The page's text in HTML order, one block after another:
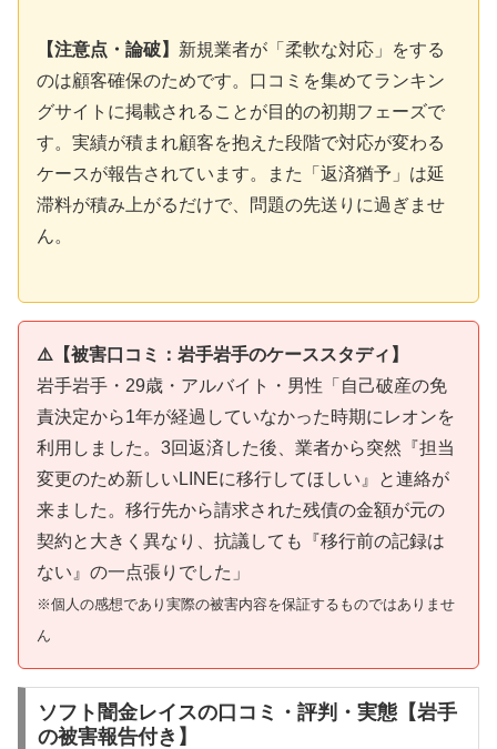
【注意点・論破】 新規業者が「柔軟な対応」をする
のは顧客確保のためです。口コミを集めてランキン
グサイトに掲載されることが目的の初期フェーズで
す。実績が積まれ顧客を抱えた段階で対応が変わる
ケースが報告されています。また「返済猶予」は延
滞料が積み上がるだけで、問題の先送りに過ぎませ
ん。
⚠️【被害口コミ：岩手岩手のケーススタディ】
岩手岩手・29歳・アルバイト・男性「自己破産の免
責決定から1年が経過していなかった時期にレオンを
利用しました。3回返済した後、業者から突然『担当
変更のため新しいLINEに移行してほしい』と連絡が
来ました。移行先から請求された残債の金額が元の
契約と大きく異なり、抗議しても『移行前の記録は
ない』の一点張りでした」
※個人の感想であり実際の被害内容を保証するものではありませ
ん
ソフト闇金レイスの口コミ・評判・実態【岩手
の被害報告付き】